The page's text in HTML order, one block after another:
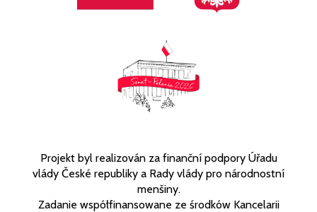
Projekt byl realizován za finanční podpory Úřadu
vlády České republiky a Rady vlády pro národnostní
menšiny.
Zadanie współfinansowane ze środków Kancelarii